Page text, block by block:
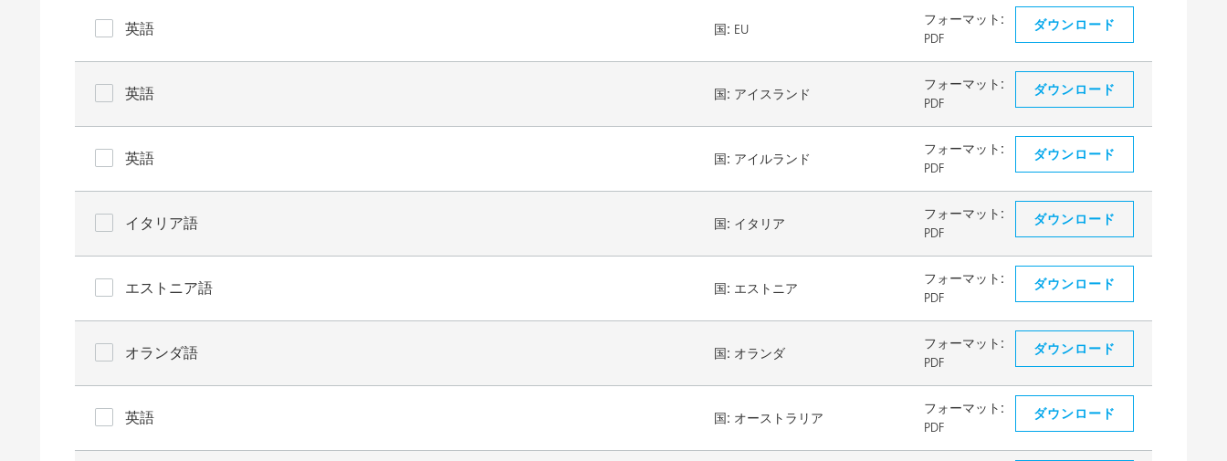
英語 国: EU
フォーマット:
PDF
ダウンロード
英語 国: アイスランド
フォーマット:
PDF
ダウンロード
英語 国: アイルランド
フォーマット:
PDF
ダウンロード
イタリア語 国: イタリア
フォーマット:
PDF
ダウンロード
エストニア語 国: エストニア
フォーマット:
PDF
ダウンロード
オランダ語 国: オランダ
フォーマット:
PDF
ダウンロード
英語 国: オーストラリア
フォーマット:
PDF
ダウンロード